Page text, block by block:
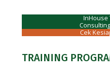
InHouse
Cek
TRAINING